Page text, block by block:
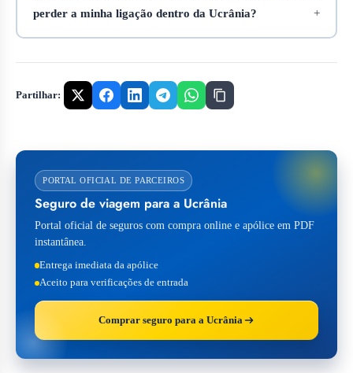
perder a minha ligação dentro da Ucrânia?
Partilhar:
PORTAL OFICIAL DE PARCEIROS
Seguro de viagem para a Ucrânia
Portal oficial de seguros com compra online e apólice em PDF
instantânea.
Entrega imediata da apólice
Aceito para verificações de entrada
Comprar seguro para a Ucrânia